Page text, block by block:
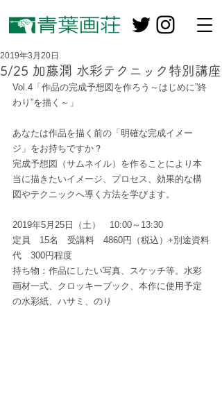
5/25 加藤潤 水彩テクニック特別講座
2019年3月20日
Vol.4「作品の完成予想図を作ろう～はじめに”終
わり”を描く～」
あなたは作品を描く前の「明確な完成イメー
ジ」をお持ちですか？
完成予想図（サムネイル）を作ることにより本
当に描きたいイメージ、プロセス、効果的な構
図やテクニックへ導く方法を学びます。
2019年5月25日（土）　10:00～13:30
定員　15名　受講料　4860円（税込）+別途資料
代　300円程度
持ち物：作品にしたい写真、スケッチ等。水彩
画材一式、クロッキーブック、本作に使用予定
の水彩紙、ハサミ、のり